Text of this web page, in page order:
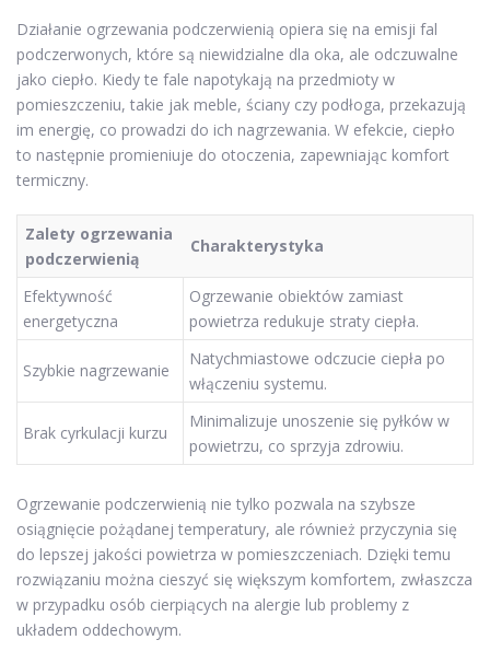
Działanie ogrzewania podczerwienią opiera się na emisji fal
podczerwonych, które są niewidzialne dla oka, ale odczuwalne
jako ciepło. Kiedy te fale napotykają na przedmioty w
pomieszczeniu, takie jak meble, ściany czy podłoga, przekazują
im energię, co prowadzi do ich nagrzewania. W efekcie, ciepło
to następnie promieniuje do otoczenia, zapewniając komfort
termiczny.
Zalety ogrzewania
podczerwienią
Charakterystyka
Efektywność
energetyczna
Ogrzewanie obiektów zamiast
powietrza redukuje straty ciepła.
Szybkie nagrzewanie
Natychmiastowe odczucie ciepła po
włączeniu systemu.
Brak cyrkulacji kurzu
Minimalizuje unoszenie się pyłków w
powietrzu, co sprzyja zdrowiu.
Ogrzewanie podczerwienią nie tylko pozwala na szybsze
osiągnięcie pożądanej temperatury, ale również przyczynia się
do lepszej jakości powietrza w pomieszczeniach. Dzięki temu
rozwiązaniu można cieszyć się większym komfortem, zwłaszcza
w przypadku osób cierpiących na alergie lub problemy z
układem oddechowym.